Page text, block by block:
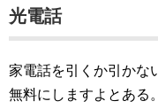
光電話
家電話を引くか引かな
無料にしますよとある